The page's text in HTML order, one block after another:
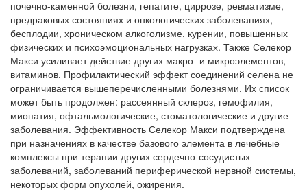
почечно-каменной болезни, гепатите, циррозе, ревматизме,
предраковых состояниях и онкологических заболеваниях,
бесплодии, хроническом алкоголизме, курении, повышенных
физических и психоэмоциональных нагрузках. Также Селекор
Макси усиливает действие других макро- и микроэлементов,
витаминов. Профилактический эффект соединений селена не
ограничивается вышеперечисленными болезнями. Их список
может быть продолжен: рассеянный склероз, гемофилия,
миопатия, офтальмологические, стоматологические и другие
заболевания. Эффективность Селекор Макси подтверждена
при назначениях в качестве базового элемента в лечебные
комплексы при терапии других сердечно-сосудистых
заболеваний, заболеваний периферической нервной системы,
некоторых форм опухолей, ожирения.